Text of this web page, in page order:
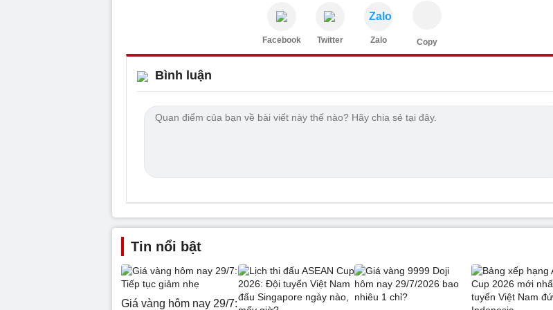
Facebook Twitter
Zalo
Zalo Copy
Bình luận
Tin nổi bật
Giá vàng hôm nay 29/7: